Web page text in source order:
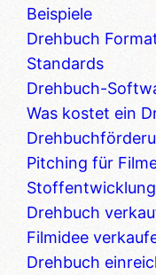
Beispiele
Drehbuch
Standards
Drehbuch-
Was kostet ein
Pitching für
Drehbuch
Filmidee
Drehbuch